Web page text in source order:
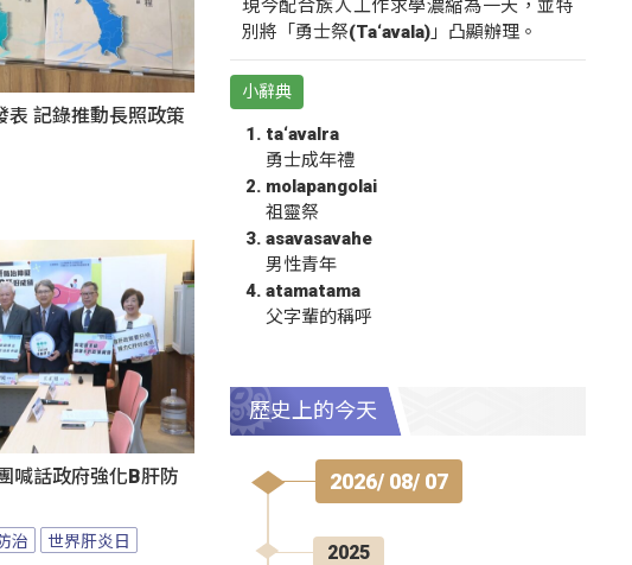
表 記錄推動長照政策
喊話政府強化B肝防
治 世界肝炎日
現今配合族人工作求學濃縮為一天，並特
別將「勇士祭(Ta‘avala)」凸顯辦理。
小辭典
ta‘avalra
勇士成年禮
molapangolai
祖靈祭
asavasavahe
男性青年
atamatama
父字輩的稱呼
歷史上的今天
2026/ 08/ 07
2025